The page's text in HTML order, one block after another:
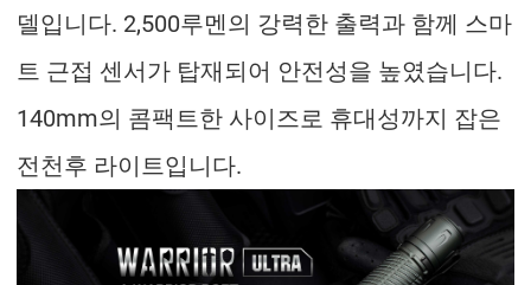
델입니다. 2,500루멘의 강력한 출력과 함께 스마
트 근접 센서가 탑재되어 안전성을 높였습니다.
140mm의 콤팩트한 사이즈로 휴대성까지 잡은
전천후 라이트입니다.